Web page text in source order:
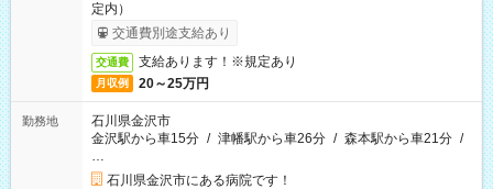
定内）
交通費別途支給あり
交通費 支給あります！※規定あり
月収例 20～25万円
勤務地
石川県金沢市
金沢駅から車15分 / 津幡駅から車26分 / 森本駅から車21分 /
…
石川県金沢市にある病院です！